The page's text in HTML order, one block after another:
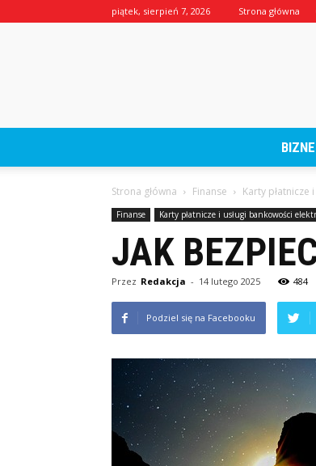
piątek, sierpień 7, 2026 Strona główna
Strona główna Finanse Karty płatnicze
Finanse Karty płatnicze i usługi bankowości
JAK
Przez Redakcja - 14 lutego 2025 484
Podziel się na Facebooku